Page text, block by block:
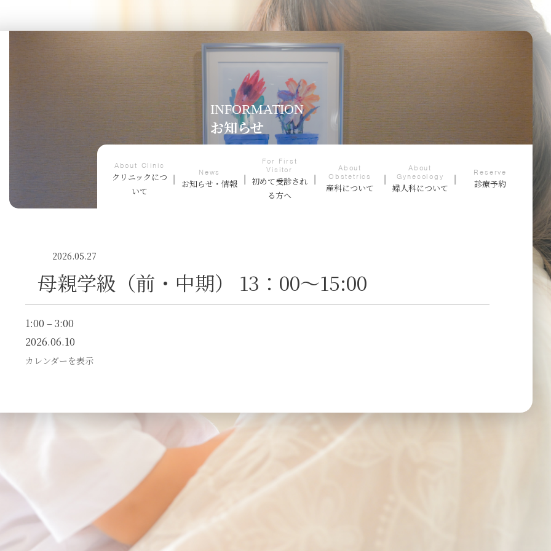
INFORMATION
お知らせ
About Clinic
クリニックにつ
いて
News
お知らせ・情報
For First
Visitor
初めて受診され
る方へ
About
Obstetrics
産科について
About
Gynecology
婦人科について
Reserve
診療予約
2026.05.27
母親学級（前・中期） 13：00～15:00
1:00 –3:00
2026.06.10
カレンダーを表示